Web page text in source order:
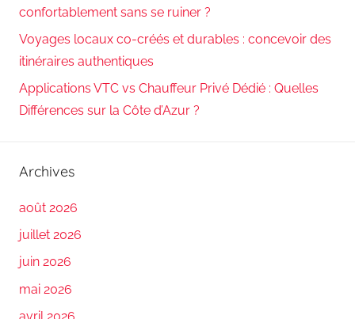
confortablement sans se ruiner ?
Voyages locaux co-créés et durables : concevoir des
itinéraires authentiques
Applications VTC vs Chauffeur Privé Dédié : Quelles
Différences sur la Côte d’Azur ?
Archives
août 2026
juillet 2026
juin 2026
mai 2026